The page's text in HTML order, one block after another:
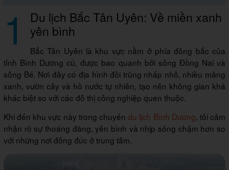
1 Du lịch Bắc Tân Uyên: Về miền xanh
yên bình
Bắc Tân Uyên là khu vực nằm ở phía đông bắc của
tỉnh Bình Dương cũ, được bao quanh bởi sông Đồng Nai và
sông Bé. Nơi đây có địa hình đồi trũng nhấp nhô, nhiều mảng
xanh, vườn cây và hồ nước tự nhiên, tạo nên không gian khá
khác biệt so với các đô thị công nghiệp quen thuộc.
Khi đến khu vực này trong chuyếndu lịch Bình Dương, tôi cảm
nhận rõ sự thoáng đãng, yên bình và nhịp sống chậm hơn so
với những nơi đông đúc ở trung tâm.